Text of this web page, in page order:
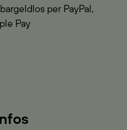
per PayPal,
Pay